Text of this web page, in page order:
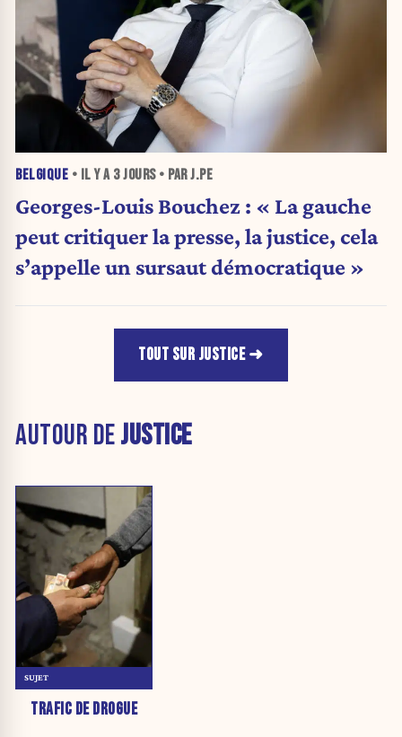
BELGIQUE • IL Y A 3 JOURS• PAR J.PE
Georges-Louis Bouchez : « La gauche
peut critiquer la presse, la justice, cela
s’appelle un sursaut démocratique »
TOUT SUR JUSTICE
AUTOUR DEJUSTICE
TRAFIC DE DROGUE
SUJET